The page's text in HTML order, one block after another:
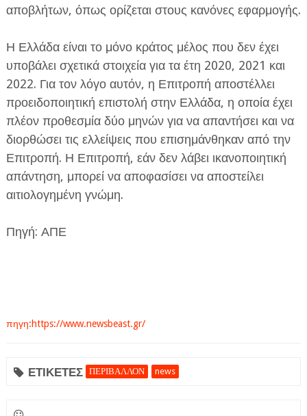
αποβλήτων, όπως ορίζεται στους κανόνες εφαρμογής.
Η Ελλάδα είναι το μόνο κράτος μέλος που δεν έχει
υποβάλει σχετικά στοιχεία για τα έτη 2020, 2021 και
2022. Για τον λόγο αυτόν, η Επιτροπή αποστέλλει
προειδοποιητική επιστολή στην Ελλάδα, η οποία έχει
πλέον προθεσμία δύο μηνών για να απαντήσει και να
διορθώσει τις ελλείψεις που επισημάνθηκαν από την
Επιτροπή. Η Επιτροπή, εάν δεν λάβει ικανοποιητική
απάντηση, μπορεί να αποφασίσει να αποστείλει
αιτιολογημένη γνώμη.
Πηγή: ΑΠΕ
πηγη:https://www.newsbeast.gr/
ΕΤΙΚΕΤΕΣ ΠΕΡΙΒΑΛΛΟΝ news